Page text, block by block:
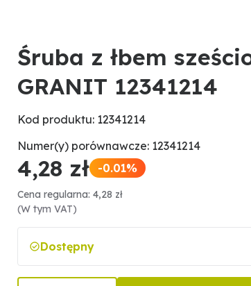
Śruba z łbem
GRANIT 12341214
Kod produktu: 12341214
Numer(y) porównawcze: 12341214
4,28 zł -0.01%
Cena regularna: 4,28 zł
(W tym VAT)
Dostępny